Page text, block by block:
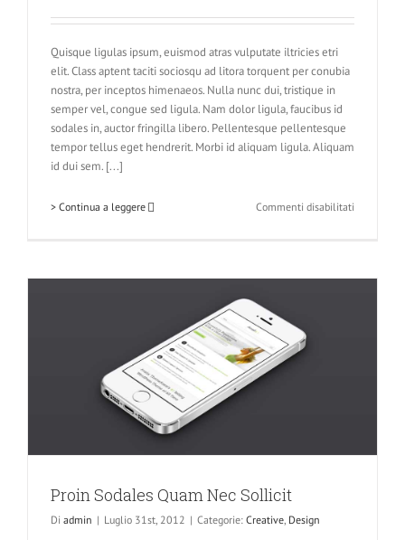
Quisque ligulas ipsum, euismod atras vulputate iltricies etri
elit. Class aptent taciti sociosqu ad litora torquent per conubia
nostra, per inceptos himenaeos. Nulla nunc dui, tristique in
semper vel, congue sed ligula. Nam dolor ligula, faucibus id
sodales in, auctor fringilla libero. Pellentesque pellentesque
tempor tellus eget hendrerit. Morbi id aliquam ligula. Aliquam
id dui sem. [...]
> Continua a leggere Commenti disabilitati
Un
Proin Sodales Quam Nec Sollicit
Di admin | Luglio 31st, 2012 | Categorie: Creative, Design